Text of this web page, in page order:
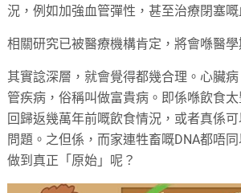
況，例如加強血管彈性，甚至治療閉塞嘅
相關研究已被醫療機構肯定，將會喺醫學
其實諗深層，就會覺得都幾合理。心臟
管疾病，俗稱叫做富貴病。即係喺飲食太
回歸返幾萬年前嘅飲食情況，或者真係
問題。之但係，而家連牲畜嘅DNA都唔
做到真正「原始」呢？